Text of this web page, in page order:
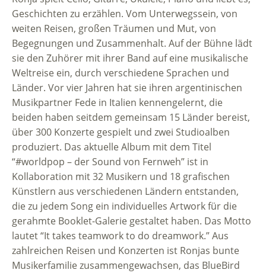
Geschichten zu erzählen. Vom Unterwegssein, von
weiten Reisen, großen Träumen und Mut, von
Begegnungen und Zusammenhalt. Auf der Bühne lädt
sie den Zuhörer mit ihrer Band auf eine musikalische
Weltreise ein, durch verschiedene Sprachen und
Länder. Vor vier Jahren hat sie ihren argentinischen
Musikpartner Fede in Italien kennengelernt, die
beiden haben seitdem gemeinsam 15 Länder bereist,
über 300 Konzerte gespielt und zwei Studioalben
produziert. Das aktuelle Album mit dem Titel
“#worldpop – der Sound von Fernweh” ist in
Kollaboration mit 32 Musikern und 18 grafischen
Künstlern aus verschiedenen Ländern entstanden,
die zu jedem Song ein individuelles Artwork für die
gerahmte Booklet-Galerie gestaltet haben. Das Motto
lautet “It takes teamwork to do dreamwork.” Aus
zahlreichen Reisen und Konzerten ist Ronjas bunte
Musikerfamilie zusammengewachsen, das BlueBird